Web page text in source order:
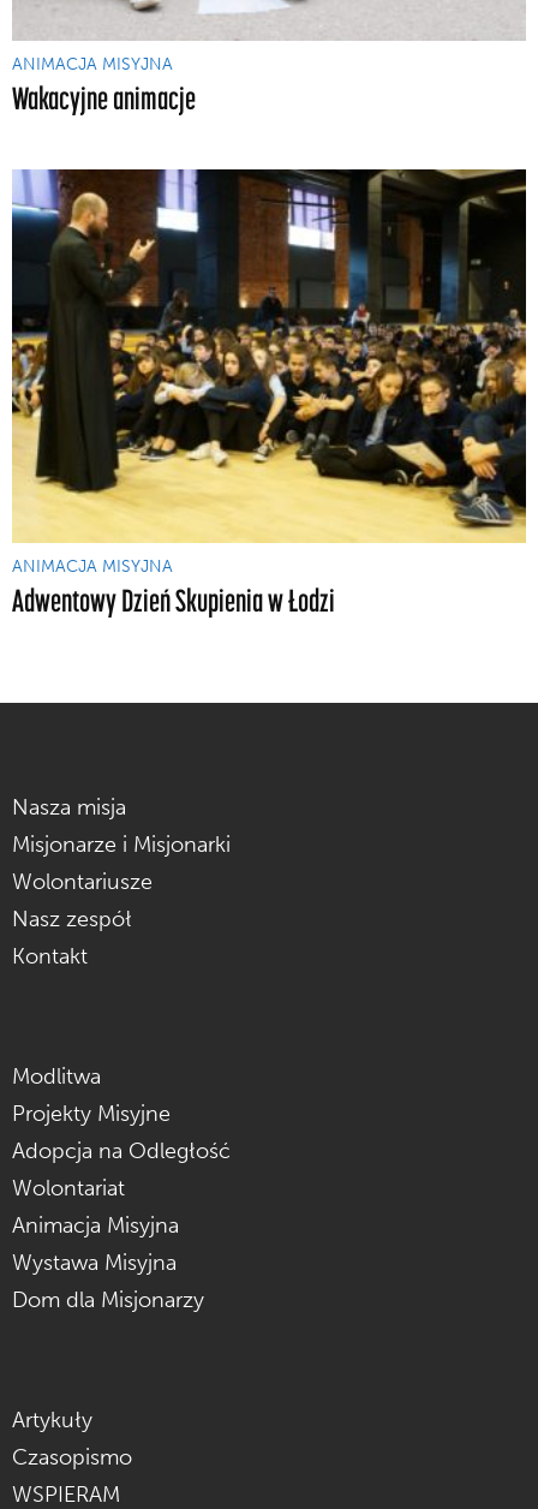
ANIMACJA MISYJNA
Wakacyjne animacje
ANIMACJA MISYJNA
Adwentowy Dzień Skupienia w Łodzi
Nasza misja
Misjonarze i Misjonarki
Wolontariusze
Nasz zespół
Kontakt
Modlitwa
Projekty Misyjne
Adopcja na Odległość
Wolontariat
Animacja Misyjna
Wystawa Misyjna
Dom dla Misjonarzy
Artykuły
Czasopismo
WSPIERAM